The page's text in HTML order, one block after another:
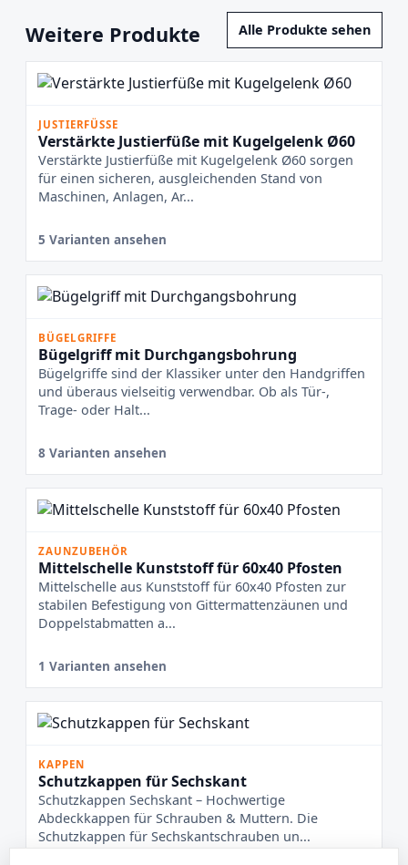
Weitere Produkte Alle Produkte sehen
JUSTIERFÜSSE
Verstärkte Justierfüße mit Kugelgelenk Ø60
Verstärkte Justierfüße mit Kugelgelenk Ø60 sorgen
für einen sicheren, ausgleichenden Stand von
Maschinen, Anlagen, Ar...
5 Varianten ansehen
BÜGELGRIFFE
Bügelgriff mit Durchgangsbohrung
Bügelgriffe sind der Klassiker unter den Handgriffen
und überaus vielseitig verwendbar. Ob als Tür-,
Trage- oder Halt...
8 Varianten ansehen
ZAUNZUBEHÖR
Mittelschelle Kunststoff für 60x40 Pfosten
Mittelschelle aus Kunststoff für 60x40 Pfosten zur
stabilen Befestigung von Gittermattenzäunen und
Doppelstabmatten a...
1 Varianten ansehen
KAPPEN
Schutzkappen für Sechskant
Schutzkappen Sechskant – Hochwertige
Abdeckkappen für Schrauben & Muttern. Die
Schutzkappen für Sechskantschrauben un...